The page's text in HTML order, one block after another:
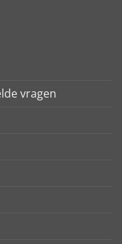
vragen